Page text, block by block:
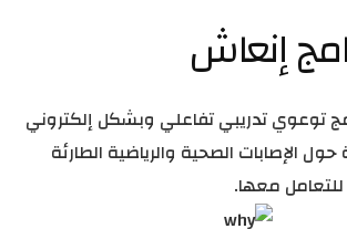
إنعاش
توعوي تدريبي تفاعلي وبشكل إلكتروني
الإصابات الصحية والرياضية الطارئة
معها.